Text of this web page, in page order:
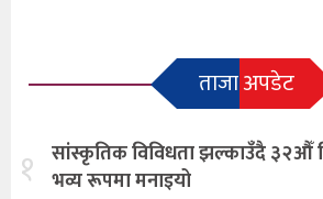
ताजा अपडेट
१ सांस्कृतिक विविधता झल्काउँदै ३२औँ
भव्य रूपमा मनाइयो